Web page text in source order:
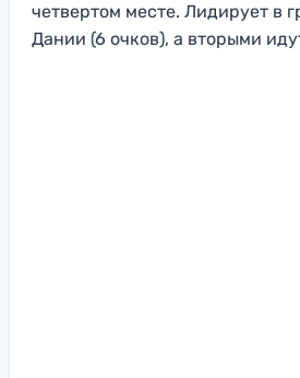
четвертом месте. Лидирует в
Дании (6 очков), а вторыми